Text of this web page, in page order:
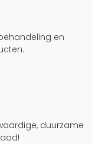
en
duurzame